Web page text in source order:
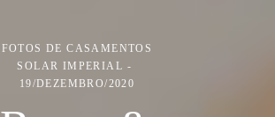
FOTOS DE CASAMENTOS
SOLAR IMPERIAL
19/DEZEMBRO/2020